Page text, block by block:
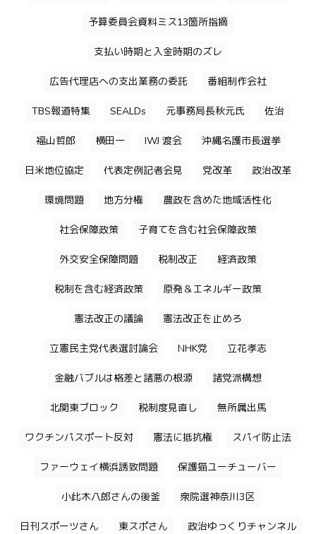
予算委員会資料ミス13箇所指摘
支払い時期と入金時期のズレ
広告代理店への支出業務の委託 番組制作会社
TBS報道特集 SEALDs 元事務局長秋元氏 佐治
福山哲郎 横田一 IWJ 渡会 沖縄名護市長選挙
日米地位協定 代表定例記者会見 党改革 政治改革
環境問題 地方分権 農政を含めた地域活性化
社会保障政策 子育てを含む社会保障政策
外交安全保障問題 税制改正 経済政策
税制を含む経済政策 原発＆エネルギー政策
憲法改正の議論 憲法改正を止めろ
立憲民主党代表選討論会 NHK党 立花孝志
金融バブルは格差と諸悪の根源 諸党派構想
北関東ブロック 税制度見直し 無所属出馬
ワクチンパスポート反対 憲法に抵抗権 スパイ防止法
ファーウェイ横浜誘致問題 保護猫ユーチューバー
小此木八郎さんの後釜 衆院選神奈川3区
日刊スポーツさん 東スポさん 政治ゆっくりチャンネル